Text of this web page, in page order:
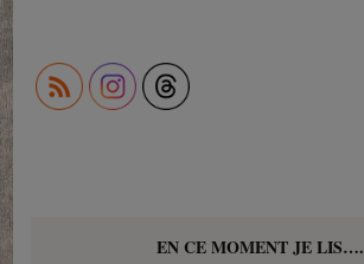
EN CE MOMENT JE LIS….